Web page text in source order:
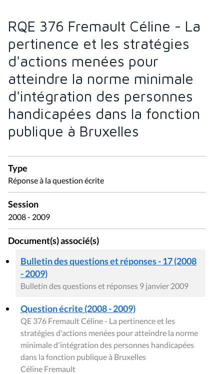
RQE 376 Fremault Céline - La
pertinence et les stratégies
d'actions menées pour
atteindre la norme minimale
d'intégration des personnes
handicapées dans la fonction
publique à Bruxelles
Type
Réponse à la question écrite
Session
2008 - 2009
Document(s) associé(s)
Bulletin des questions et réponses - 17 (2008
- 2009)
Bulletin des questions et réponses 9 janvier 2009
Question écrite (2008 - 2009)
QE 376 Fremault Céline - La pertinence et les
stratégies d'actions menées pour atteindre la norme
minimale d'intégration des personnes handicapées
dans la fonction publique à Bruxelles
Céline Fremault